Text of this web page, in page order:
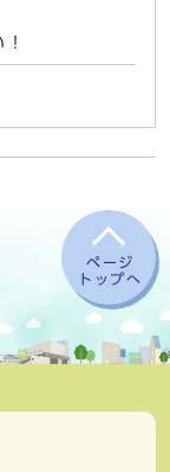
ページ
トップへ